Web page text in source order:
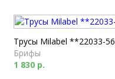
Трусы Milabel **22033-56
Брифы
1 830 р.